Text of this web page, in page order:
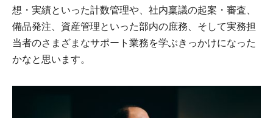
想・実績といった計数管理や、社内稟議の起案・審査、
備品発注、資産管理といった部内の庶務、そして実務担
当者のさまざまなサポート業務を学ぶきっかけになった
かなと思います。